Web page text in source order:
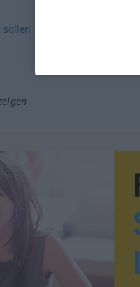
sollen